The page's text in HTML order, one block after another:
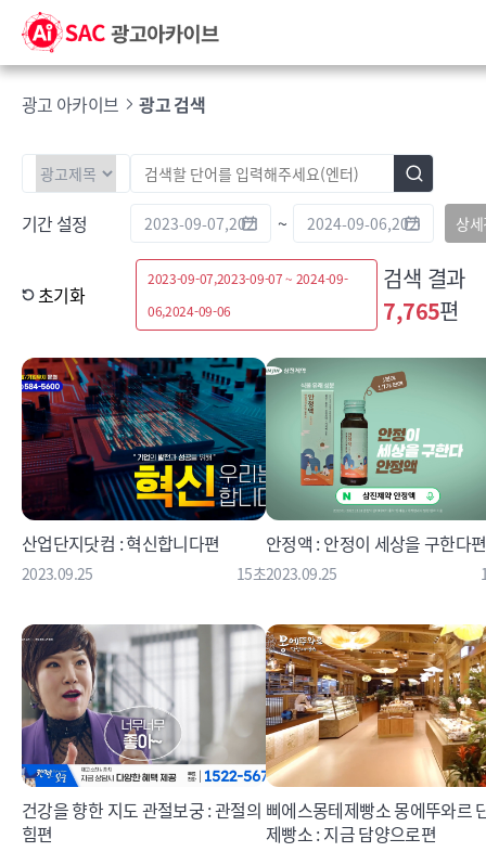
광고 아카이브 광고 검색
기간 설정 ~ 상
초기화
2023-09-07,2023-09-07 ~ 2024-09-
06,2024-09-06
검색 결과
7,765편
산업단지닷컴 : 혁신합니다편
2023.09.25 15초
안정액 : 안정이 세상을 구한다편
2023.09.25
건강을 향한 지도 관절보궁 : 관절의
힘편
삐에스몽테제빵소 몽에뚜와르
제빵소 : 지금 담양으로편